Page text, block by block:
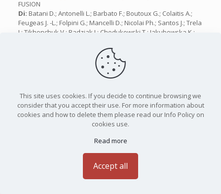
FUSION
Di: Batani D.; Antonelli L.; Barbato F.; Boutoux G.; Colaitis A.;
Feugeas J. -L.; Folpini G.; Mancelli D.; Nicolai Ph.; Santos J.; Trela
J.; Tikhonchuk V.; Badziak J.; Chodukowski T.; Jakubowska K.;
Cristoforetti G.; D’Amato F.; Koester P.; Gizzi L. A.; Viciani S.;
Atzeni S.; Schiavi A.; Skoric M.; Gus’kov S.; Honrubia J.;
Limpouch J.; Klimo O.; Skala J.; Gu Y. J.; Krousky E.; Renner O.;
Smid M.; Weber S.; Dudzak R.; Krus M.; Ullschmied J.
117)Second harmonic generation in monolithic lithium niobate
metasurfacesinOPTICS EXPRESS
Carletti L., Li C., Sautter J., Staude I., De Angelis C., Li T.,
Asjad M., Abari NE., Zippilli S., Vitali D.
This site uses cookies. If you decide to continue browsing we
consider that you accept their use. For more information about
cookies and how to delete them please read our Info Policy on
cookies use.
Read more
Accept all